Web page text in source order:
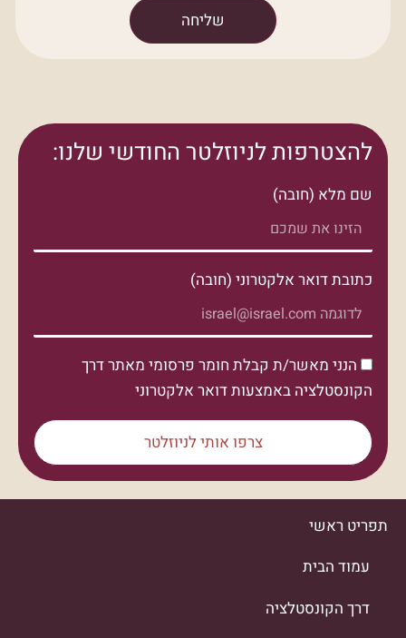
שליחה
להצטרפות לניוזלטר החודשי שלנו:
שם מלא (חובה)
כתובת דואר אלקטרוני (חובה)
הנני מאשר/ת קבלת חומר פרסומי מאתר דרך
הקונסטלציה באמצעות דואר אלקטרוני
צרפו אותי לניוזלטר
תפריט ראשי
עמוד הבית
דרך הקונסטלציה